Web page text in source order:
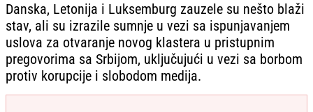
Danska, Letonija i Luksemburg zauzele su nešto blaži
stav, ali su izrazile sumnje u vezi sa ispunjavanjem
uslova za otvaranje novog klastera u pristupnim
pregovorima sa Srbijom, uključujući u vezi sa borbom
protiv korupcije i slobodom medija.